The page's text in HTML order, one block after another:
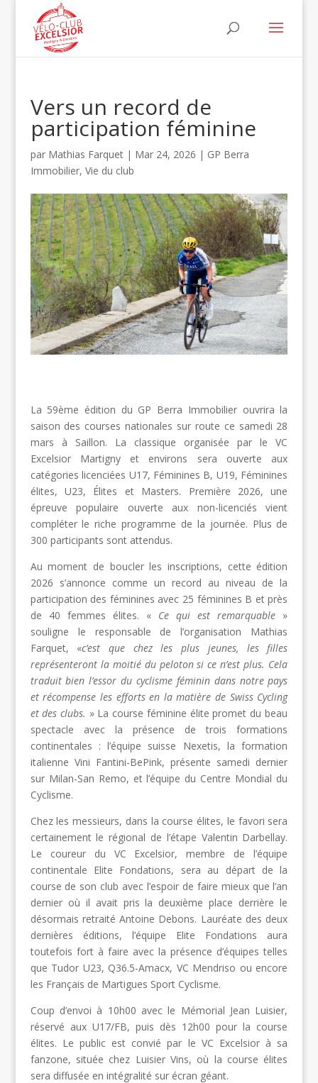
Vers un record de
participation féminine
par Mathias Farquet| Mar 24, 2026 | GP Berra
Immobilier, Vie du club
La 59ème édition du GP Berra Immobilier ouvrira la
saison des courses nationales sur route ce samedi 28
mars à Saillon. La classique organisée par le VC
Excelsior Martigny et environs sera ouverte aux
catégories licenciées U17, Féminines B, U19, Féminines
élites, U23, Élites et Masters. Première 2026, une
épreuve populaire ouverte aux non-licenciés vient
compléter le riche programme de la journée. Plus de
300 participants sont attendus.
Au moment de boucler les inscriptions, cette édition
2026 s’annonce comme un record au niveau de la
participation des féminines avec 25 féminines B et près
de 40 femmes élites. « Ce qui est remarquable »
souligne le responsable de l’organisation Mathias
Farquet, «c’est que chez lesplus jeunes,
les filles
représenteront la moitié du peloton si ce n’estplus. Cela
traduit bien l’essor du cyclisme féminin dans notre pays
et récompense les efforts en la matière de Swiss Cycling
et des clubs. » La course féminine élite promet du beau
spectacle avec la présence de trois formations
continentales : l’équipe suisse Nexetis, la formation
italienne Vini Fantini-BePink, présente samedi dernier
sur Milan-San Remo, et l’équipe du Centre Mondial du
Cyclisme.
Chez les messieurs, dans la course élites, le favori sera
certainement le régional de l’étape Valentin Darbellay.
Le coureur du VC Excelsior, membre de l’équipe
continentale Elite Fondations, sera au départ de la
course de son club avec l’espoir de faire mieux que l’an
dernier où il avait pris la deuxième place derrière le
désormais retraité Antoine Debons. Lauréate des deux
dernières éditions, l’équipe Elite Fondations aura
toutefois fort à faire avec la présence d’équipes telles
que Tudor U23, Q36.5-Amacx, VC Mendriso ou encore
les Français de Martigues Sport Cyclisme.
Coup d’envoi à 10h00 avec le Mémorial Jean Luisier,
réservé aux U17/FB, puis dès 12h00 pour la course
élites. Le public est convié par le VC Excelsior à sa
fanzone, située chez Luisier Vins, où la course élites
sera diffusée en intégralité sur écran géant.